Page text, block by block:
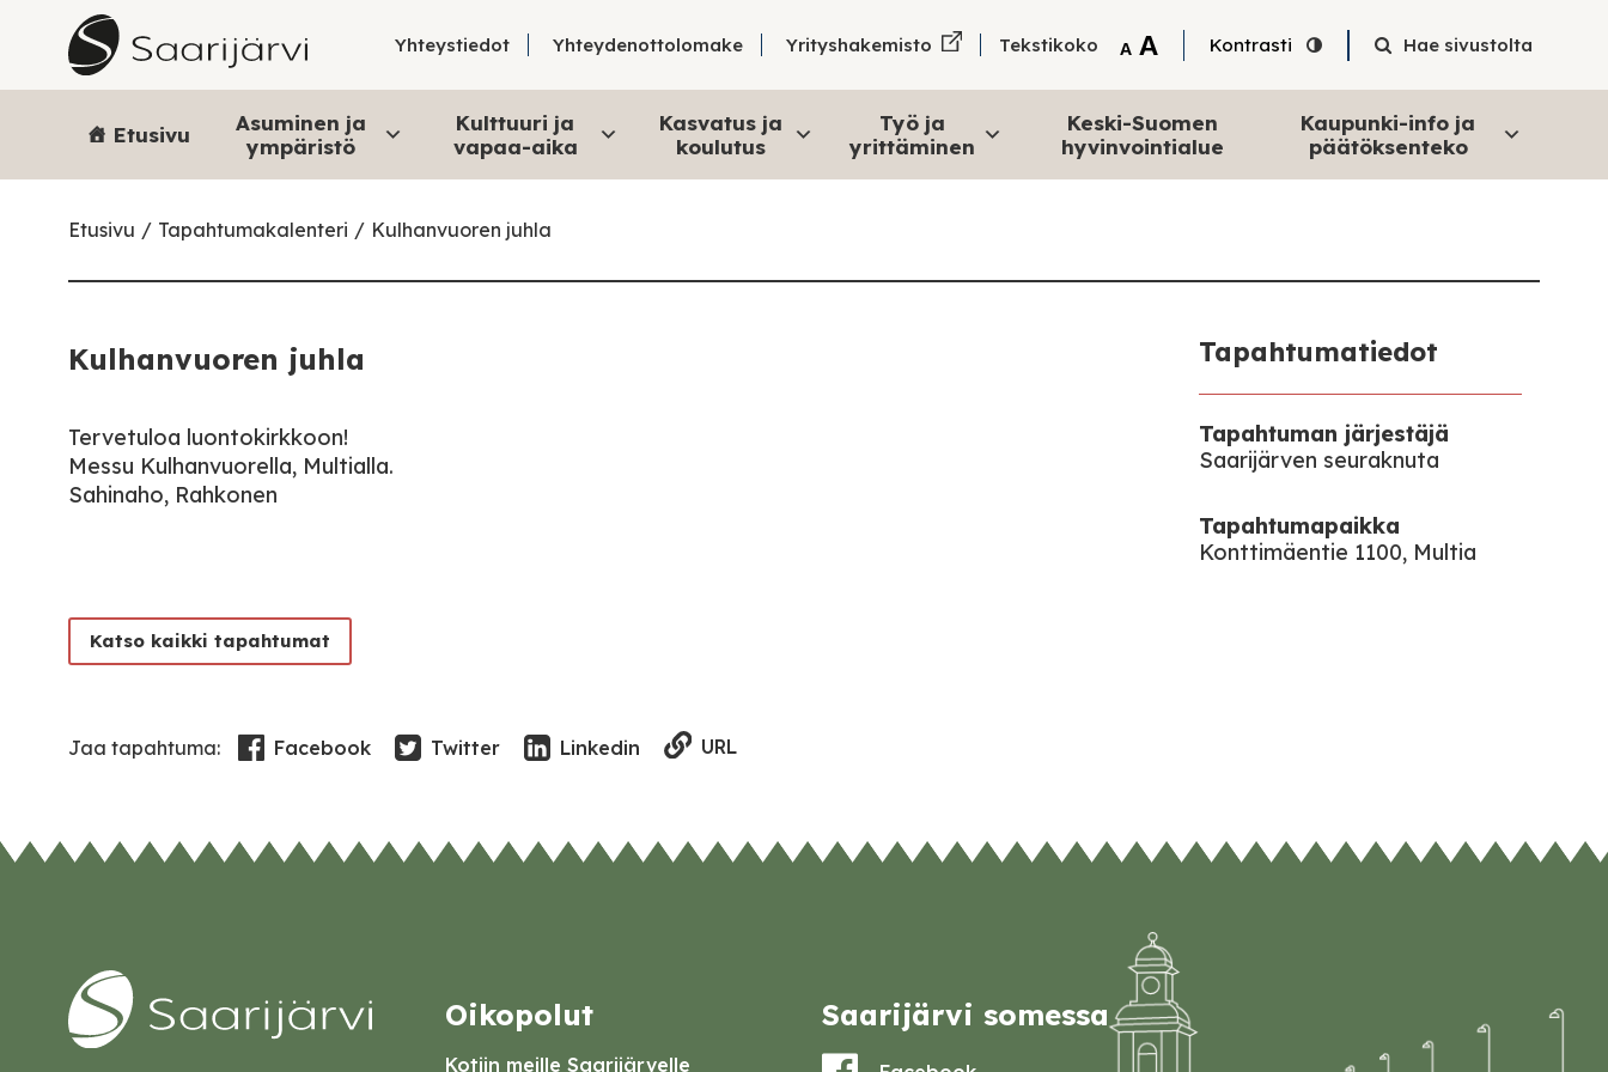
Skip to content
Yhteystiedot Yhteydenottolomake Yrityshakemisto Tekstikoko A Tekstin pienentäminen
A Tekstin suurentaminen
Kontrasti Hae sivustolta
Etusivu
Asuminen ja
ympäristö
Kulttuuri ja
vapaa-aika
Kasvatus ja
koulutus
Työ ja
yrittäminen
Keski-Suomen
hyvinvointialue
Kaupunki-info ja
päätöksenteko
Etusivu Tapahtumakalenteri Kulhanvuoren juhla
Kulhanvuoren juhla
Tervetuloa luontokirkkoon!
Messu Kulhanvuorella, Multialla.
Sahinaho, Rahkonen
Tapahtumatiedot
Tapahtuman järjestäjä
Saarijärven seuraknuta
Tapahtumapaikka
Konttimäentie 1100, Multia
Katso kaikki tapahtumat
Jaa tapahtuma: Facebook Twitter Linkedin URL
Oikopolut
Kotiin meille Saarijärvelle
Saarijärvi somessa